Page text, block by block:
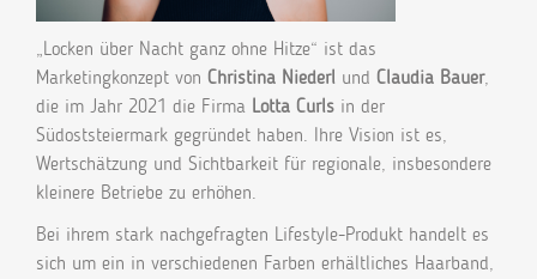
„Locken über Nacht ganz ohne Hitze“ ist das
Marketingkonzept von Christina Niederl und Claudia Bauer,
die im Jahr 2021 die Firma Lotta Curls in der
Südoststeiermark gegründet haben. Ihre Vision ist es,
Wertschätzung und Sichtbarkeit für regionale, insbesondere
kleinere Betriebe zu erhöhen.
Bei ihrem stark nachgefragten Lifestyle-Produkt handelt es
sich um ein in verschiedenen Farben erhältliches Haarband,